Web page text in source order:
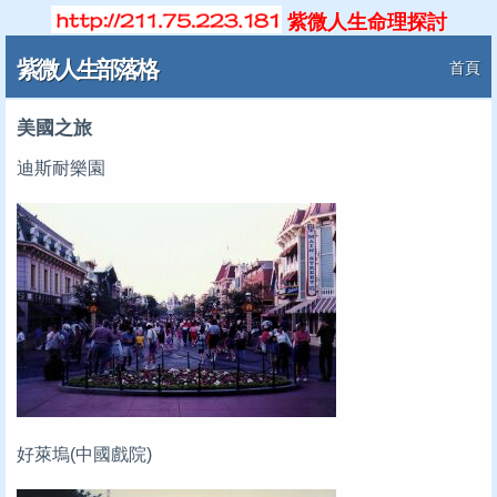
紫微人生命理探討
紫微人生部落格 首頁
美國之旅
迪斯耐樂園
好萊塢(中國戲院)